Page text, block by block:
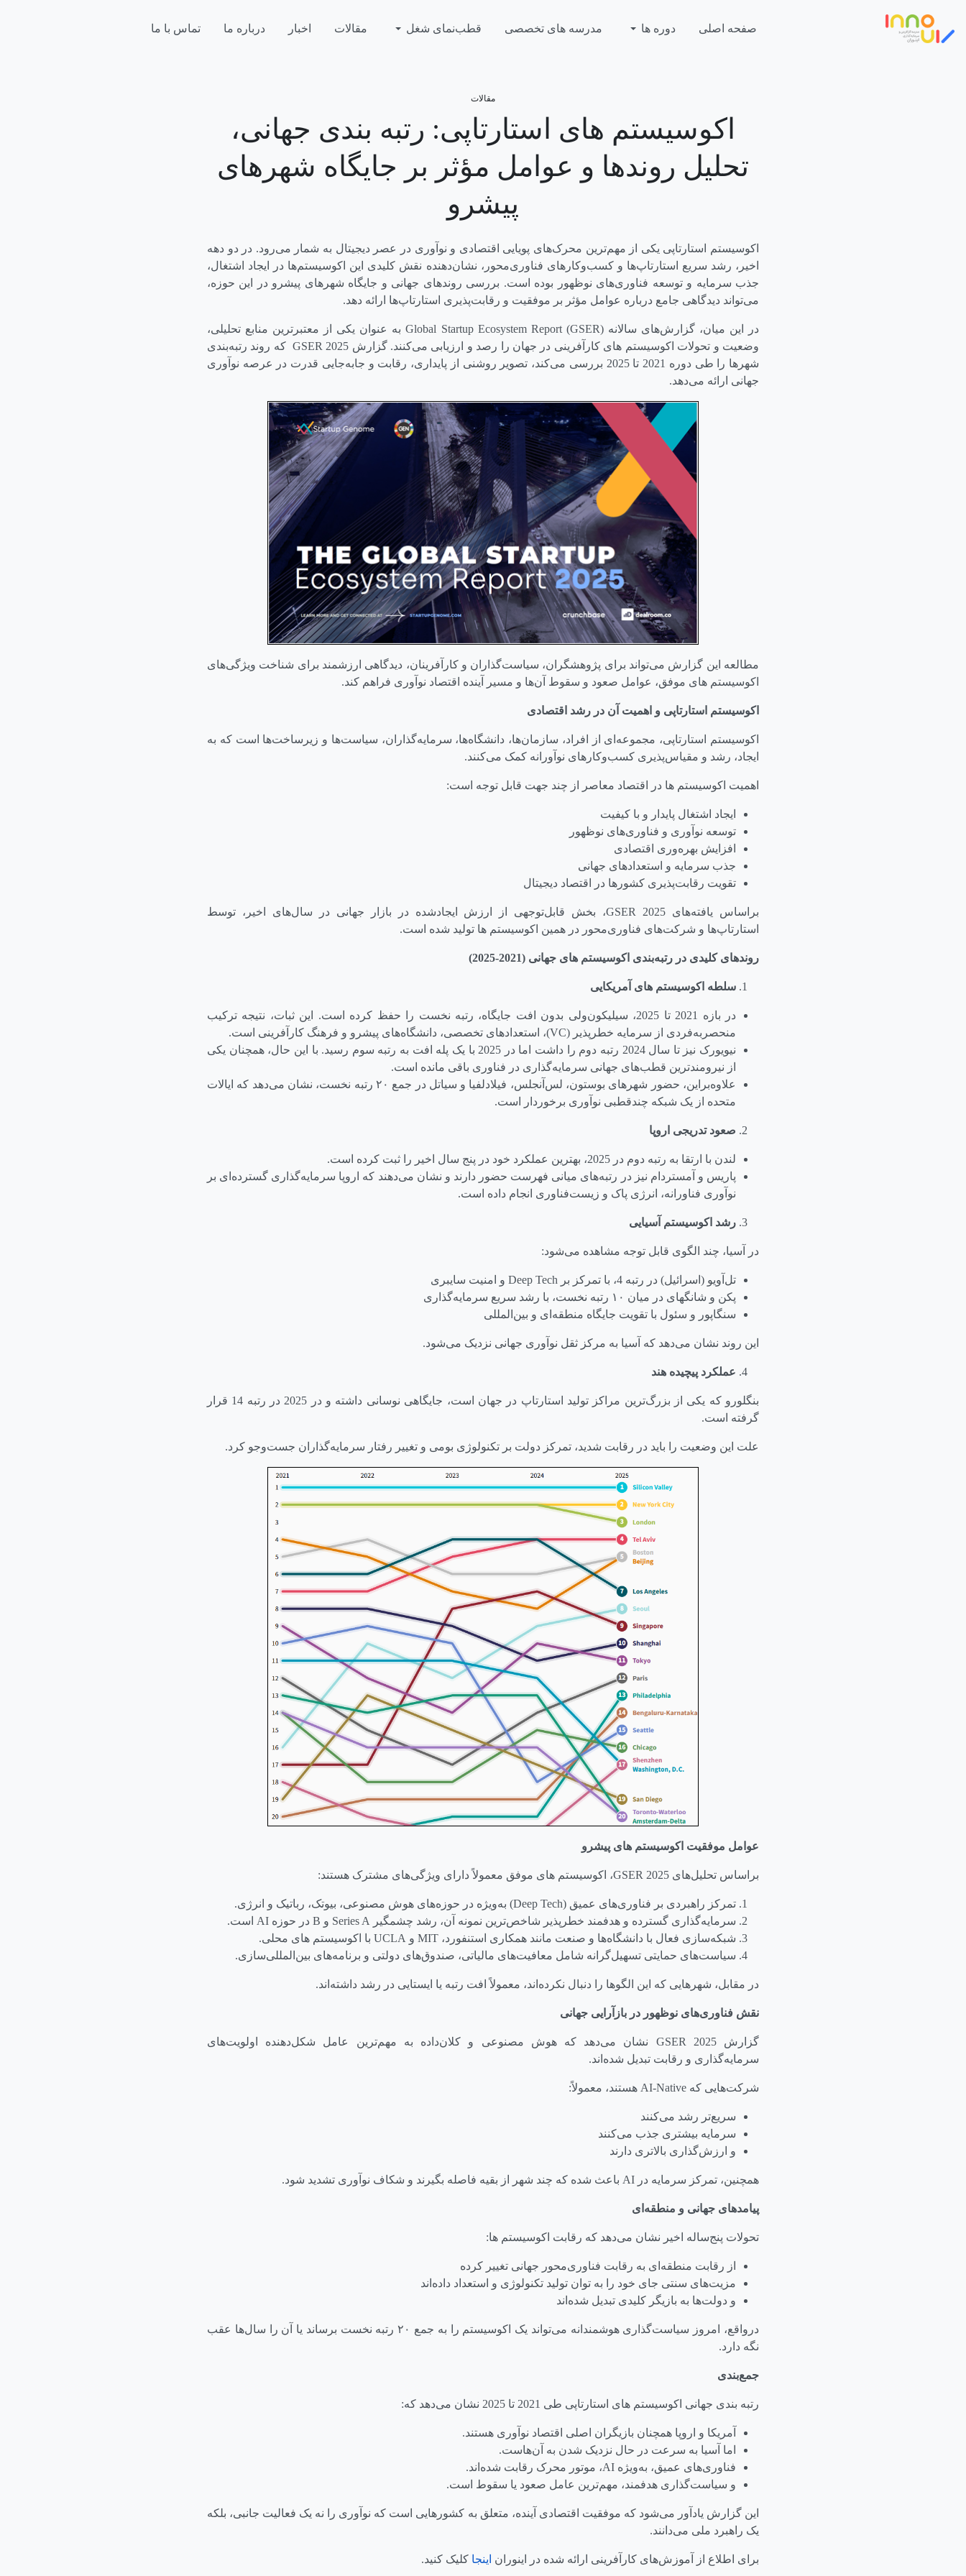
صفحه اصلی دوره ها مدرسه های تخصصی قطب‌نمای شغل مقالات اخبار درباره ما تماس با ما
مقالات
اکوسیستم های استارتاپی: رتبه بندی جهانی،
تحلیل روندها و عوامل مؤثر بر جایگاه شهرهای
پیشرو
اکوسیستم استارتاپی یکی از مهم‌ترین محرک‌های پویایی اقتصادی و نوآوری در عصر دیجیتال به شمار می‌رود. در دو دهه
اخیر، رشد سریع استارتاپ‌ها و کسب‌وکارهای فناوری‌محور، نشان‌دهنده نقش کلیدی این اکوسیستم‌ها در ایجاد اشتغال،
جذب سرمایه و توسعه فناوری‌های نوظهور بوده است. بررسی روندهای جهانی و جایگاه شهرهای پیشرو در این حوزه،
می‌تواند دیدگاهی جامع درباره عوامل مؤثر بر موفقیت و رقابت‌پذیری استارتاپ‌ها ارائه دهد.
در این میان، گزارش‌های سالانهGlobal Startup Ecosystem Report (GSER)به ‌عنوان یکی از معتبرترین منابع تحلیلی،
وضعیت و تحولات اکوسیستم های کارآفرینی در جهان را رصد و ارزیابی می‌کنند. گزارش
GSER 2025 که روند رتبه‌بندی
شهرها را طی دوره 2021 تا 2025 بررسی می‌کند، تصویر روشنی از پایداری، رقابت و جابه‌جایی قدرت در عرصه نوآوری
جهانی ارائه می‌دهد.
مطالعه این گزارش می‌تواند برای پژوهشگران، سیاست‌گذاران و کارآفرینان، دیدگاهی ارزشمند برای شناخت ویژگی‌های
اکوسیستم های موفق، عوامل صعود و سقوط آن‌ها و مسیر آینده اقتصاد نوآوری فراهم کند.
اکوسیستم استارتاپی و اهمیت آن در رشد اقتصادی
اکوسیستم استارتاپی، مجموعه‌ای از افراد، سازمان‌ها، دانشگاه‌ها، سرمایه‌گذاران، سیاست‌ها و زیرساخت‌ها است که به
ایجاد، رشد و مقیاس‌پذیری کسب‌وکارهای نوآورانه کمک می‌کنند.
اهمیت اکوسیستم ها در اقتصاد معاصر از چند جهت قابل توجه است:
ایجاد اشتغال پایدار و با کیفیت
توسعه نوآوری و فناوری‌های نوظهور
افزایش بهره‌وری اقتصادی
جذب سرمایه و استعدادهای جهانی
تقویت رقابت‌پذیری کشورها در اقتصاد دیجیتال
براساس یافته‌های GSER 2025، بخش قابل‌توجهی از ارزش ایجادشده در بازار جهانی در سال‌های اخیر، توسط
استارتاپ‌ها و شرکت‌های فناوری‌محور در همین اکوسیستم ها تولید شده است.
روندهای کلیدی در رتبه‌بندی اکوسیستم های جهانی (2021-2025)
سلطه اکوسیستم های آمریکایی
در بازه 2021 تا 2025، سیلیکون‌ولی بدون افت جایگاه، رتبه نخست را حفظ کرده است. این ثبات، نتیجه ترکیب
منحصر‌به‌فردی از سرمایه خطرپذیر (VC)
، استعدادهای تخصصی، دانشگاه‌های پیشرو و فرهنگ کارآفرینی است.
نیویورک نیز تا سال 2024 رتبه دوم را داشت اما در 2025 با یک پله افت به رتبه سوم رسید. با این حال، همچنان یکی
از نیرومندترین قطب‌های جهانی سرمایه‌گذاری در فناوری باقی مانده است.
علاوه‌براین، حضور شهرهای بوستون، لس‌آنجلس، فیلادلفیا و سیاتل در جمع ۲۰ رتبه نخست، نشان می‌دهد که ایالات
متحده از یک شبکه چندقطبی نوآوری برخوردار است.
صعود تدریجی اروپا
لندن با ارتقا به رتبه دوم در 2025، بهترین عملکرد خود در پنج سال اخیر را ثبت کرده است.
پاریس و آمستردام نیز در رتبه‌های میانی فهرست حضور دارند و نشان می‌دهند که اروپا سرمایه‌گذاری گسترده‌ای بر
نوآوری فناورانه، انرژی پاک و زیست‌فناوری انجام داده است.
رشد اکوسیستم آسیایی
در آسیا، چند الگوی قابل توجه مشاهده می‌شود:
تل‌آویو (اسرائیل) در رتبه 4، با تمرکز بر Deep Tech و امنیت سایبری
پکن و شانگهای در میان ۱۰ رتبه نخست، با رشد سریع سرمایه‌گذاری
سنگاپور و سئول با تقویت جایگاه منطقه‌ای و بین‌المللی
این روند نشان می‌دهد که آسیا به مرکز ثقل نوآوری جهانی نزدیک می‌شود.
عملکرد پیچیده هند
بنگلورو که یکی از بزرگ‌ترین مراکز تولید استارتاپ در جهان است، جایگاهی نوسانی داشته و در 2025 در رتبه 14 قرار
گرفته است.
علت این وضعیت را باید در رقابت شدید، تمرکز دولت بر تکنولوژی بومی و تغییر رفتار سرمایه‌گذاران جست‌وجو کرد.
عوامل موفقیت اکوسیستم های پیشرو
براساس تحلیل‌های GSER 2025، اکوسیستم های موفق معمولاً دارای ویژگی‌های مشترک هستند:
تمرکز راهبردی بر فناوری‌های عمیق (Deep Tech)
به‌ویژه در حوزه‌های هوش مصنوعی، بیوتک، رباتیک و انرژی.
سرمایه‌گذاری گسترده و هدفمند خطرپذیر شاخص‌ترین نمونه آن، رشد چشمگیر
Series A و B در حوزه AI است.
شبکه‌سازی فعال با دانشگاه‌ها و صنعت مانند همکاری استنفورد، MIT و UCLA با اکوسیستم های محلی.
سیاست‌های حمایتی تسهیل‌گرانه شامل معافیت‌های مالیاتی، صندوق‌های دولتی و برنامه‌های بین‌المللی‌سازی.
در مقابل، شهرهایی که این الگوها را دنبال نکرده‌اند، معمولاً افت رتبه یا ایستایی در رشد داشته‌اند.
نقش فناوری‌های نوظهور در بازآرایی جهانی
گزارشGSER 2025 نشان می‌دهد که هوش مصنوعی و کلان‌داده به مهم‌ترین عامل شکل‌دهنده اولویت‌های
سرمایه‌گذاری و رقابت تبدیل شده‌اند.
شرکت‌هایی که AI-Native هستند، معمولاً:
سریع‌تر رشد می‌کنند
سرمایه بیشتری جذب می‌کنند
و ارزش‌گذاری بالاتری دارند
همچنین، تمرکز سرمایه در AI باعث شده که چند شهر از بقیه فاصله بگیرند و شکاف نوآوری تشدید شود.
پیامدهای جهانی و منطقه‌ای
تحولات پنج‌ساله اخیر نشان می‌دهد که رقابت اکوسیستم ها:
از رقابت منطقه‌ای به رقابت فناوری‌محور جهانی تغییر کرده
مزیت‌های سنتی جای خود را به توان تولید تکنولوژی و استعداد داده‌اند
و دولت‌ها به بازیگر کلیدی تبدیل شده‌اند
درواقع، امروز سیاست‌گذاری هوشمندانه می‌تواند یک اکوسیستم را به جمع ۲۰ رتبه نخست برساند یا آن را سال‌ها عقب
نگه دارد.
جمع‌بندی
رتبه بندی جهانی اکوسیستم های استارتاپی طی 2021 تا 2025 نشان می‌دهد که:
آمریکا و اروپا همچنان بازیگران اصلی اقتصاد نوآوری هستند.
اما آسیا به سرعت در حال نزدیک شدن به آن‌هاست.
فناوری‌های عمیق، به‌ویژه AI، موتور محرک رقابت شده‌اند.
و سیاست‌گذاری هدفمند، مهم‌ترین عامل صعود یا سقوط است.
این گزارش یادآور می‌شود که موفقیت اقتصادی آینده، متعلق به کشورهایی است که نوآوری را نه یک فعالیت جانبی، بلکه
یک راهبرد ملی می‌دانند.
برای اطلاع از آموزش‌های کارآفرینی ارائه شده در اینوران اینجا کلیک کنید.